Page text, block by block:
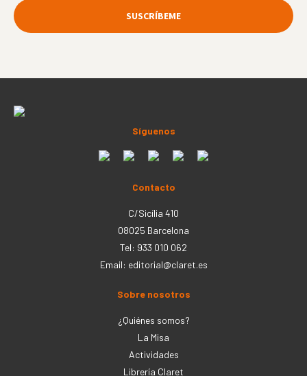
Síguenos
Contacto
C/Sicília 410
08025 Barcelona
Tel: 933 010 062
Email: editorial@claret.es
Sobre nosotros
¿Quiénes somos?
La Misa
Actividades
Librería Claret